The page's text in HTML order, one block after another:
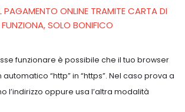
PAGAMENTO ONLINE TRAMITE CARTA DI
SOLO BONIFICO
funzionare è possibile che il tuo browser
“http” in “https”. Nel caso prova a
l’indirizzo oppure usa l’altra modalità